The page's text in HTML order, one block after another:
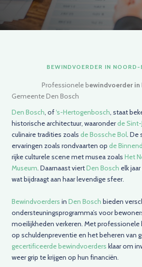
BEWINDVOERDER IN NOORD-
Professionele bewindvoerder in
Gemeente Den Bosch
Den Bosch, of‘s-Hertogenbosch, staat
historische architectuur, waaronderde Sint-
culinaire tradities zoals de Bossche Bol. De
ervaringen zoals rondvaarten op de
rijke culturele scene met musea zoals Het
Museum. Daarnaast viertDen Bosch elk
wat bijdraagt aan haar levendige sfeer.
Bewindvoerders in Den Bosch bieden
ondersteuningsprogramma’s voor
moeilijkheden verkeren. Met professionele
op schuldenpreventie en het beheren van
gecertificeerde bewindvoerders klaar om
weer grip te krijgen op hun financiën.